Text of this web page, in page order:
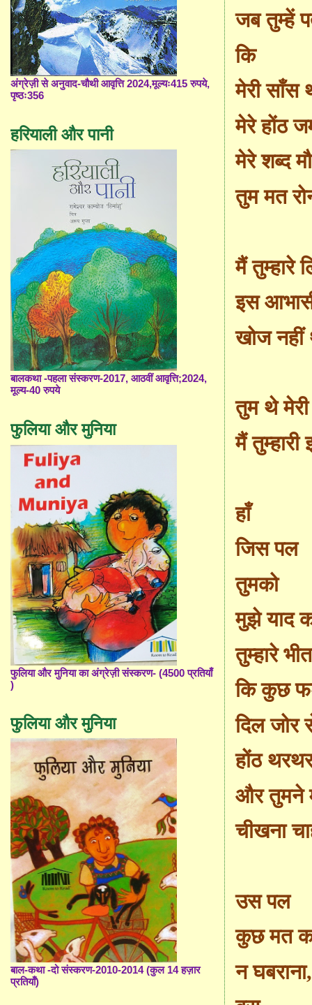
जब तुम्हें
कि
मेरी साँस
मेरे होंठ
मेरे शब्द
तुम मत
मैं तुम्हारे
इस
खोज नहीं
तुम थे
मैं तुम्हारी
हाँ
जिस पल
तुमको
मुझे याद
तुम्हारे
कि कुछ
दिल जोर
होंठ
और तुमने
चीखना
उस पल
कुछ मत
न घबराना
अंग्रेज़ी से अनुवाद-चौथी आवृत्ति 2024,मूल्यः415 रुपये,
पृष्ठः356
हरियाली और पानी
बालकथा -पहला संस्करण-2017, आठवीं आवृत्ति;2024,
मूल्य-40 रुपये
फुलिया और मुनिया
फुलिया और मुनिया का अंग्रेज़ी संस्करण- (4500 प्रतियाँ
)
फुलिया और मुनिया
बाल-कथा -दो संस्करण-2010-2014 (कुल 14 हज़ार
प्रतियाँ)